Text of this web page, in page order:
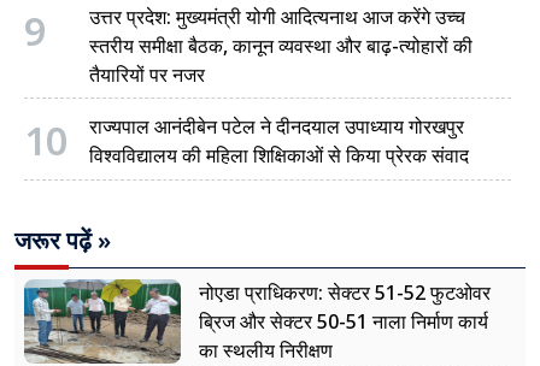
9
उत्तर प्रदेश: मुख्यमंत्री योगी आदित्यनाथ आज करेंगे उच्च
स्तरीय समीक्षा बैठक, कानून व्यवस्था और बाढ़-त्योहारों की
तैयारियों पर नजर
10
राज्यपाल आनंदीबेन पटेल ने दीनदयाल उपाध्याय गोरखपुर
विश्वविद्यालय की महिला शिक्षिकाओं से किया प्रेरक संवाद
जरूर पढ़ें »
नोएडा प्राधिकरण: सेक्टर 51-52 फुटओवर
ब्रिज और सेक्टर 50-51 नाला निर्माण कार्य
का स्थलीय निरीक्षण